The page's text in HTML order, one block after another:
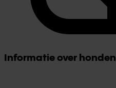
Informatie over honden